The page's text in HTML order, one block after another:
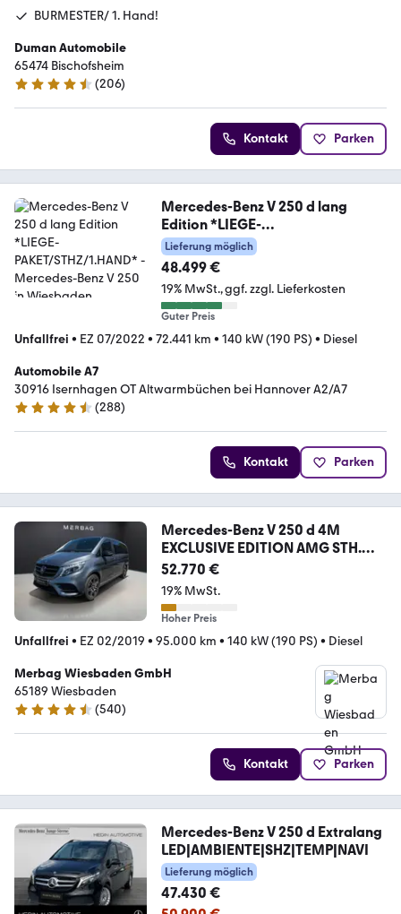
BURMESTER/ 1. Hand!
Duman Automobile
65474 Bischofsheim
4.4 Sterne
(206)
Kontakt Parken
Mercedes-Benz V 250 d lang
Edition *LIEGE-
PAKET/STHZ/1.HAND*
Lieferung möglich
48.499 €
19% MwSt. ggf. zzgl. Lieferkosten
Guter Preis
Unfallfrei • EZ 07/2022 • 72.441 km • 140 kW (190 PS) • Diesel
Automobile A7
30916 Isernhagen OT Altwarmbüchen bei Hannover A2/A7
4.7 Sterne
(288)
Kontakt Parken
Mercedes-Benz V 250 d 4M
EXCLUSIVE EDITION AMG STH.
AHK NIGHT
52.770 €
19% MwSt.
Hoher Preis
Unfallfrei • EZ 02/2019 • 95.000 km • 140 kW (190 PS) • Diesel
Merbag Wiesbaden GmbH
65189 Wiesbaden
4.4 Sterne
(540)
Kontakt Parken
Mercedes-Benz V 250 d Extralang
LED|AMBIENTE|SHZ|TEMP|NAVI
Lieferung möglich
47.430 €